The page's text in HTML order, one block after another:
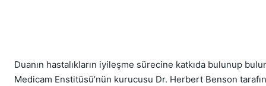
Duanın hastalıkların iyileşme sürecine katkıda bulunup
Medicam Enstitüsü’nün kurucusu Dr. Herbert Benson